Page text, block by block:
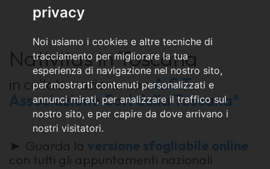
privacy
Noi usiamo i cookies e altre tecniche di
tracciamento per migliorare la tua
esperienza di navigazione nel nostro sito,
per mostrarti contenuti personalizzati e
annunci mirati, per analizzare il traffico sul
nostro sito, e per capire da dove arrivano i
nostri visitatori.
Nativitas in Toscana
in collaborazione conA.C.T.
Associazione Cori della Toscana*
► Guarda la versione sfogliabile online
con tutti gli appuntamenti nazionali